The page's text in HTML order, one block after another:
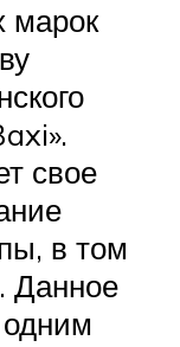
марок
свое
в том
Данное